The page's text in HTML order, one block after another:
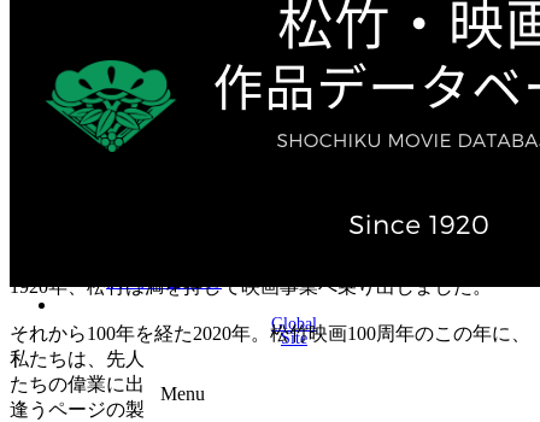
松竹ストア（通販サイト）
ゲーム事業（English）
企業情報
会社案内
Global
Site
Menu
1920年、松竹は満を持して映画事業へ乗り出しました。
それから100年を経た2020年。松竹映画100周年のこの年に、
私たちは、先人
たちの偉業に出
逢うページの製